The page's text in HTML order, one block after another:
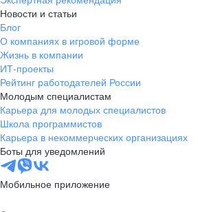
Новости и статьи
Блог
О компаниях в игровой форме
Жизнь в компании
ИТ-проекты
Рейтинг работодателей России
Молодым специалистам
Карьера для молодых специалистов
Школа программистов
Карьера в некоммерческих организациях
Боты для уведомлений
Мобильное приложение